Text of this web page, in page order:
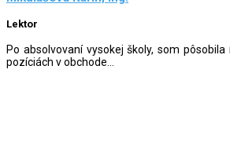
Lektor
Po absolvovaní vysokej školy, som
pozíciách v obchode...